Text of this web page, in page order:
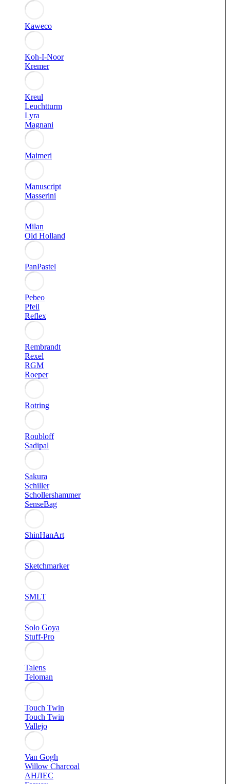
Kaweco
Koh-I-Noor
Kremer
Kreul
Leuchtturm
Lyra
Magnani
Maimeri
Manuscript
Masserini
Milan
Old Holland
PanPastel
Pebeo
Pfeil
Reflex
Rembrandt
Rexel
RGM
Roeper
Rotring
Roubloff
Sadipal
Sakura
Schiller
Schollershammer
SenseBag
ShinHanArt
Sketchmarker
SMLT
Solo Goya
Stuff-Pro
Talens
Teloman
Touch Twin
Touch Twin
Vallejo
Van Gogh
Willow Charcoal
АНЛЕС